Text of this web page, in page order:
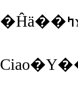
�Ĥä��ߤɤ����ȸ�����С��ɡ����Ƥ��ͤù��ߤ����ʤ�Τ�������A�Ƥ�Air